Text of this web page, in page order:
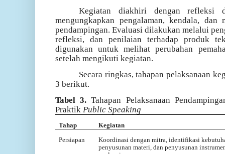
Kegiatan diakhiri dengan refleksi
mengungkapkan pengalaman, kendala,
pendampingan. Evaluasi dilakukan melalui
refleksi, dan penilaian terhadap produk
digunakan untuk melihat perubahan
setelah mengikuti kegiatan.
Secara ringkas, tahapan pelaksanaan
3 berikut.
Tabel 3. Tahapan Pelaksanaan
Praktik Public Speaking
Tahap
Kegiatan
Persiapan
Koordinasi dengan mitra, identifikasi
penyusunan materi, dan penyusunan